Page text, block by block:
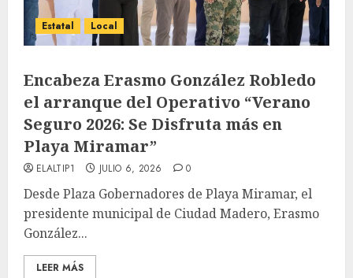
Estatal Local
Encabeza Erasmo González Robledo
el arranque del Operativo “Verano
Seguro 2026: Se Disfruta más en
Playa Miramar”
ELALTIP1 JULIO 6, 2026 0
Desde Plaza Gobernadores de Playa Miramar, el
presidente municipal de Ciudad Madero, Erasmo
González...
LEER MÁS